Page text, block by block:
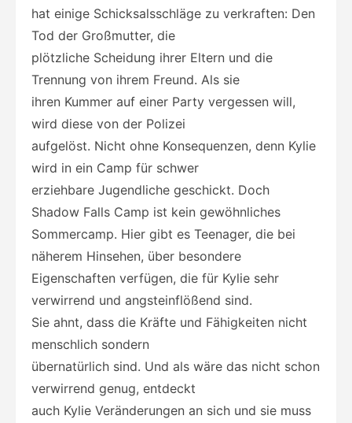
hat einige Schicksalsschläge zu verkraften: Den
Tod der Großmutter, die
plötzliche Scheidung ihrer Eltern und die
Trennung von ihrem Freund. Als sie
ihren Kummer auf einer Party vergessen will,
wird diese von der Polizei
aufgelöst. Nicht ohne Konsequenzen, denn Kylie
wird in ein Camp für schwer
erziehbare Jugendliche geschickt. Doch
Shadow Falls Camp ist kein gewöhnliches
Sommercamp. Hier gibt es Teenager, die bei
näherem Hinsehen, über besondere
Eigenschaften verfügen, die für Kylie sehr
verwirrend und angsteinflößend sind.
Sie ahnt, dass die Kräfte und Fähigkeiten nicht
menschlich sondern
übernatürlich sind. Und als wäre das nicht schon
verwirrend genug, entdeckt
auch Kylie Veränderungen an sich und sie muss